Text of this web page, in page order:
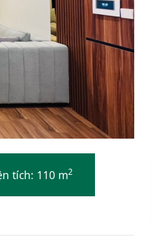
tích: 110 m2